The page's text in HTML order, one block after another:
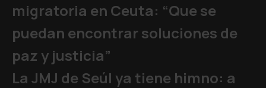
migratoria en Ceuta: “Que se
puedan encontrar soluciones de
paz y justicia”
La JMJ de Seúl ya tiene himno: a